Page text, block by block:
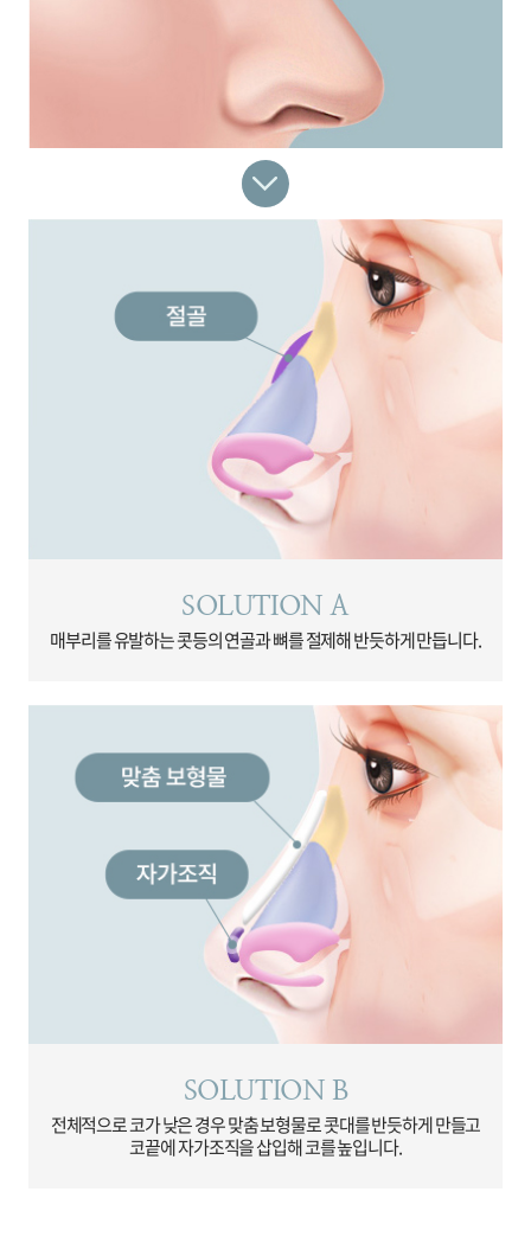
SOLUTION A
매부리를 유발하는 콧등의연골과 뼈를 절제해반듯하게 만듭니다.
SOLUTION B
전체적으로 코가 낮은 경우맞춤 보형물로 콧대를 반듯하게 만들고
코끝에 자가조직을 삽입해 코를 높입니다.